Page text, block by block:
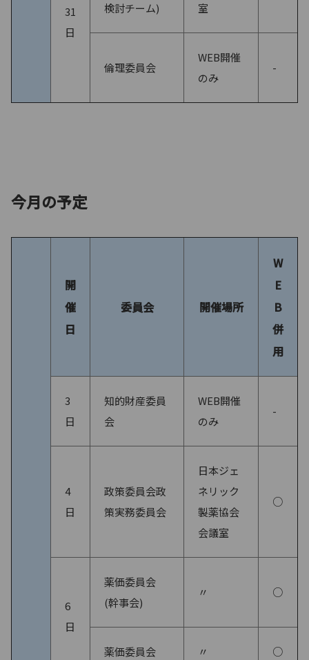
31
日
検討チーム) 室
倫理委員会
WEB開催
のみ
-
今月の予定
開
催
日
委員会 開催場所
W
E
B
併
用
3
日
知的財産委員
会
WEB開催
のみ
-
4
日
政策委員会政
策実務委員会
日本ジェ
ネリック
製薬協会
会議室
○
6
日
薬価委員会
(幹事会)
〃 ○
薬価委員会 〃 ○